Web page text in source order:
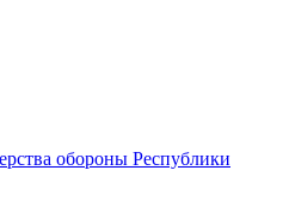
обороны Республики